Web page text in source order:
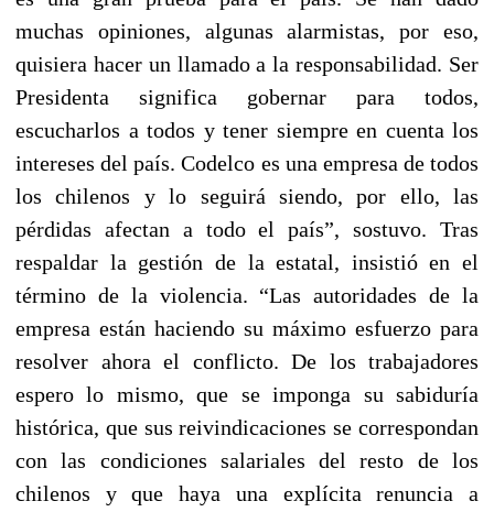
muchas opiniones, algunas alarmistas, por eso,
quisiera hacer un llamado a la responsabilidad. Ser
Presidenta significa gobernar para todos,
escucharlos a todos y tener siempre en cuenta los
intereses del país. Codelco es una empresa de todos
los chilenos y lo seguirá siendo, por ello, las
pérdidas afectan a todo el país”, sostuvo. Tras
respaldar la gestión de la estatal, insistió en el
término de la violencia. “Las autoridades de la
empresa están haciendo su máximo esfuerzo para
resolver ahora el conflicto. De los trabajadores
espero lo mismo, que se imponga su sabiduría
histórica, que sus reivindicaciones se correspondan
con las condiciones salariales del resto de los
chilenos y que haya una explícita renuncia a